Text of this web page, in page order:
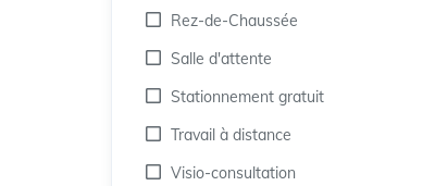
Rez-de-Chaussée
Salle d'attente
Stationnement gratuit
Travail à distance
Visio-consultation